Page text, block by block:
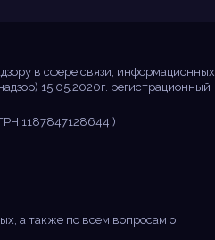
в сфере связи, информационных
15.05.2020г. регистрационный
1187847128644 )
а также по всем вопросам о